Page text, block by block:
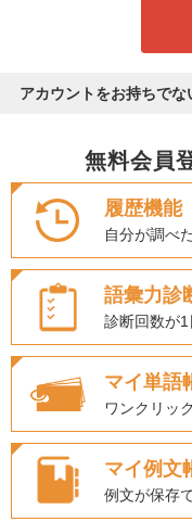
アカウントをお持ちでな
無料会員
履歴機能
自分が調べ
語彙力診
診断回数が
マイ単語
ワンクリッ
マイ例文
例文が保存